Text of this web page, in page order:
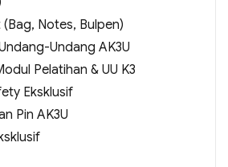
(Bag, Notes, Bulpen)
Undang AK3U
Pelatihan & UU K3
Eksklusif
Pin AK3U